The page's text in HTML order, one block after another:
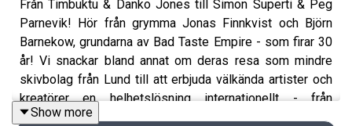
Från Timbuktu & Danko Jones till Simon Superti & Peg
Parnevik! Hör från grymma Jonas Finnkvist och Björn
Barnekow, grundarna av Bad Taste Empire - som firar 30
år! Vi snackar bland annat om deras resa som mindre
skivbolag från Lund till att erbjuda välkända artister och
kreatörer en helhetslösning internationellt - från
management och bokning till förlag och synk. Vi får även
Show more